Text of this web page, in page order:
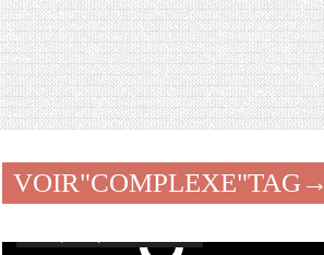
VOIR"COMPLEXE"TAG→